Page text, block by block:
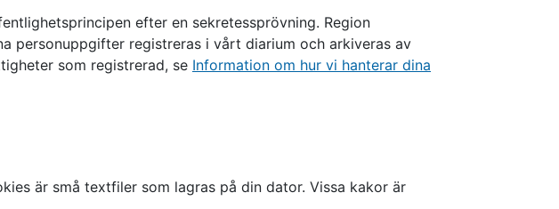
efter en sekretessprövning. Region
personuppgifter registreras i vårt diarium och arkiveras av
som registrerad, se Information om hur vi hanterar dina
är små textfiler som lagras på din dator. Vissa kakor är